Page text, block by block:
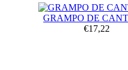
GRAMPO DE
€17,22